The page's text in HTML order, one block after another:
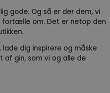
gode. Og så er der dem, vi
om. Det er netop den
dig inspirere og måske
af gin, som vi og alle de